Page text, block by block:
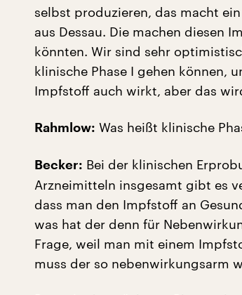
selbst produzieren, das macht
aus Dessau. Die machen diesen
könnten. Wir sind sehr
klinische Phase I gehen können,
Impfstoff auch wirkt, aber das
Rahmlow: Was heißt klinische
Becker: Bei der klinischen
Arzneimitteln insgesamt gibt es
dass man den Impfstoff an
was hat der denn für
Frage, weil man mit einem
muss der so nebenwirkungsarm